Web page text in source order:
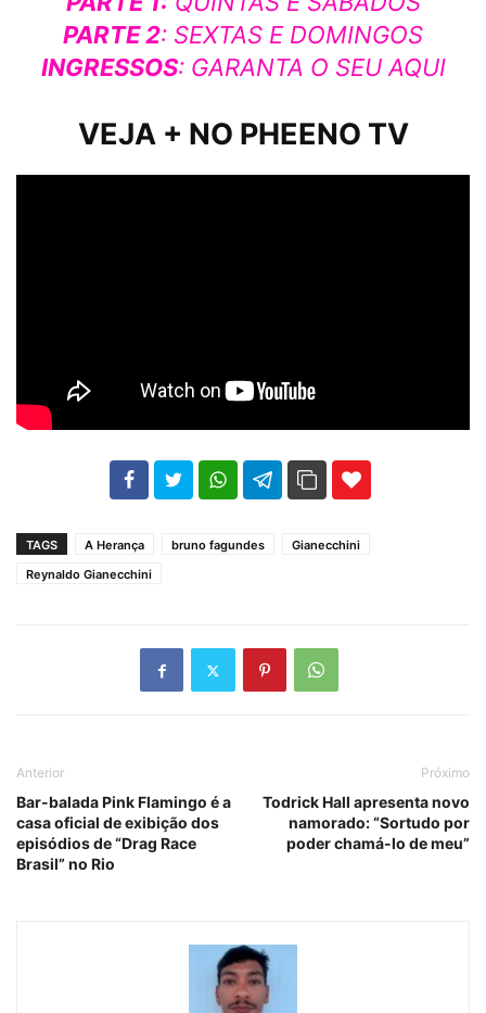
PARTE 2: SEXTAS E DOMINGOS
INGRESSOS: GARANTA O SEUAQUI
VEJA + NO PHEENO TV
102 35
TAGS A Herança bruno fagundes
Gianecchini
Reynaldo Gianecchini
Anterior
Bar-balada Pink Flamingo é a
casa oficial de exibição dos
episódios de “Drag Race
Brasil” no Rio
Próximo
Todrick Hall apresenta novo
namorado: “Sortudo por
poder chamá-lo de meu”